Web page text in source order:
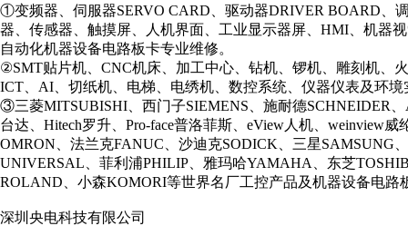
①变频器、伺服器SERVO CARD、驱动器DRIVER BOARD、
器、传感器、触摸屏、人机界面、工业显示器屏、HMI、机器
自动化机器设备电路板卡专业维修。
②SMT贴片机、CNC机床、加工中心、钻机、锣机、雕刻机、
ICT、AI、切纸机、电梯、电绣机、数控系统、仪器仪表及环境
③三菱MITSUBISHI、西门子SIEMENS、施耐德SCHNEIDER
台达、Hitech罗升、Pro-face普洛菲斯、eView人机、weinview
OMRON、法兰克FANUC、沙迪克SODICK、三星SAMSUNG
UNIVERSAL、菲利浦PHILIP、雅玛哈YAMAHA、东芝
ROLAND、小森KOMORI等世界名厂工控产品及机器设备电路
深圳央电科技有限公司